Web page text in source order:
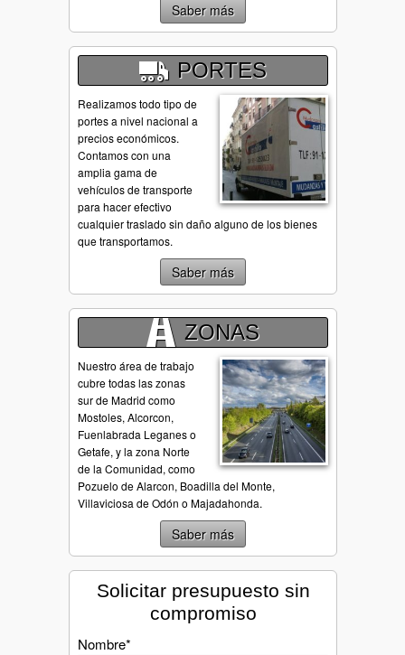
Saber más
PORTES
Realizamos todo tipo de
portes a nivel nacional a
precios económicos.
Contamos con una
amplia gama de
vehículos de transporte
para hacer efectivo
cualquier traslado sin daño alguno de los bienes
que transportamos.
Saber más
ZONAS
Nuestro área de trabajo
cubre todas las zonas
sur de Madrid como
Mostoles, Alcorcon,
Fuenlabrada Leganes o
Getafe, y la zona Norte
de la Comunidad, como
Pozuelo de Alarcon, Boadilla del Monte,
Villaviciosa de Odón o Majadahonda.
Saber más
Solicitar presupuesto sin
compromiso
Nombre*